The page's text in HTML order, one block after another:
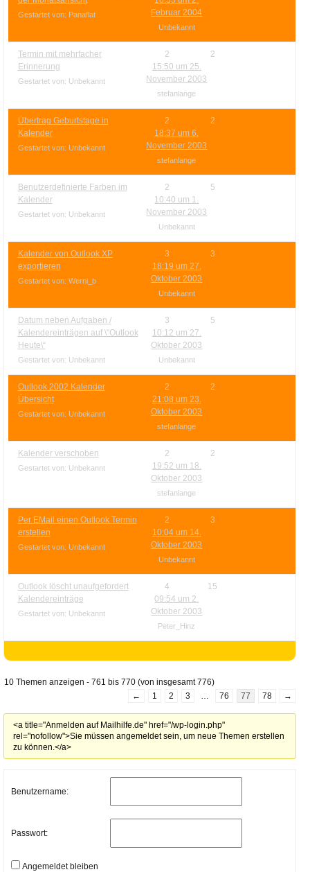
Gestartet von: Panaflat
Februar 2004
Unbekannt
Termin mit mehrfacher
Erinnerung
Gestartet von: Unbekannt
2
2
15:50 um 25.
November 2003
stefanlange
Übertrag Geburtstage in
Kalender
Gestartet von: Unbekannt
2
2
18:37 um 6.
November 2003
stefanlange
Benutzerdefinierte Farben im
Kalender
Gestartet von: Unbekannt
2
5
10:40 um 1.
November 2003
Unbekannt
Kalender von Outlook XP
exportieren
Gestartet von: Werni_b
3
3
18:19 um 27.
Oktober 2003
Unbekannt
Datum neben Aufgaben /
Kalendereinträgen auf \“Outlook
Heute\“
Gestartet von: Unbekannt
3
5
10:12 um 27.
Oktober 2003
Unbekannt
Outlook 2002 Kalender
Übersicht
Gestartet von: Unbekannt
2
2
21:08 um 23.
Oktober 2003
stefanlange
Kalender verschoben
Gestartet von: Unbekannt
2
2
19:52 um 18.
Oktober 2003
stefanlange
Per EMail einen Outlook Termin
erstellen
Gestartet von: Unbekannt
2
3
10:04 um 14.
Oktober 2003
Unbekannt
Outlook löscht unaufgefordert
Kalendereinträge
Gestartet von: Unbekannt
4
15
09:54 um 2.
Oktober 2003
Peter_Hinz
10 Themen anzeigen - 761 bis 770 (von insgesamt 776)
←
1 2 3 76 77 78 →
<a title="Anmelden auf Mailhilfe.de" href="/wp-login.php"
rel="nofollow">Sie müssen angemeldet sein, um neue Themen erstellen
zu können.</a>
Benutzername:
Passwort:
Angemeldet bleiben
Ihre E-Mail
Adresse:
E-Mail